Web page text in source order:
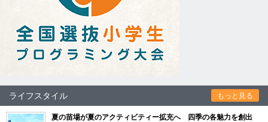
ライフスタイル もっと見る
夏の苗場が夏のアクティビティー拡充へ 四季の各魅力を創出